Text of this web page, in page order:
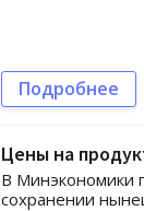
Подробнее
Цены на
В Минэкономики
сохранении